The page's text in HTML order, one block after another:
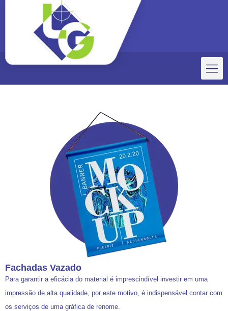
Fachadas Vazado
Para garantir a eficácia do material é imprescindível investir em uma
impressão de alta qualidade, por este motivo, é indispensável contar com
os serviços de uma gráfica de renome.